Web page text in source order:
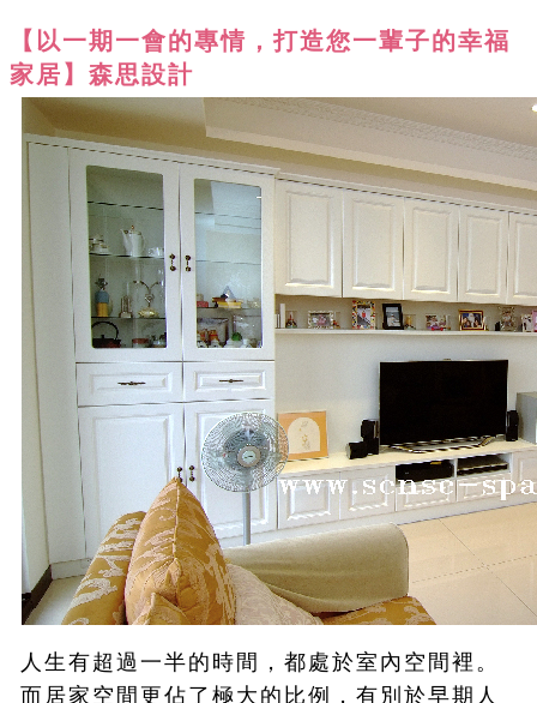
【以一期一會的專情，打造您一輩子的幸福
家居】森思設計
人生有超過一半的時間，都處於室內空間裡。
而居家空間更佔了極大的比例，有別於早期人